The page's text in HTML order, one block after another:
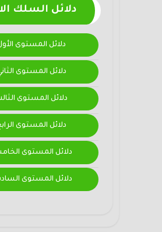
دلائل السلك
دلائل المستوى
دلائل المستوى
دلائل المستوى
دلائل المستوى
دلائل المستوى
دلائل المستوى